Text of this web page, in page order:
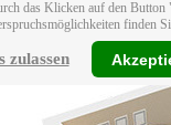
das Klicken auf den
finden
zulassen